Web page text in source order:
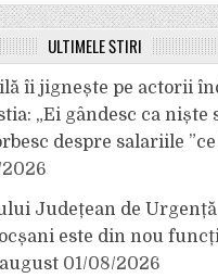
ULTIMELE ȘTIRI
îi jignește pe actorii
„Ei gândesc ca niște
despre salariile ”ce
Județean de
este din nou
01/08/2026